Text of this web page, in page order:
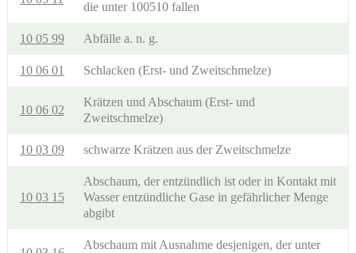
die unter 100510 fallen
10 05 99 Abfälle a. n. g.
10 06 01 Schlacken (Erst- und Zweitschmelze)
10 06 02
Krätzen und Abschaum (Erst- und
Zweitschmelze)
10 03 09 schwarze Krätzen aus der Zweitschmelze
10 03 15
Abschaum, der entzündlich ist oder in Kontakt mit
Wasser entzündliche Gase in gefährlicher Menge
abgibt
Abschaum mit Ausnahme desjenigen, der unter